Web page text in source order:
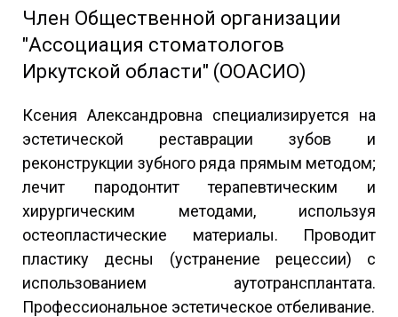
Член Общественной организации
"Ассоциация стоматологов
Иркутской области" (ООАСИО)
Ксения Александровна специализируется на
эстетической реставрации зубов и
реконструкции зубного ряда прямым методом;
лечит пародонтит терапевтическим и
хирургическим методами, используя
остеопластические материалы. Проводит
пластику десны (устранение рецессии) с
использованием аутотрансплантата.
Профессиональное эстетическое отбеливание.